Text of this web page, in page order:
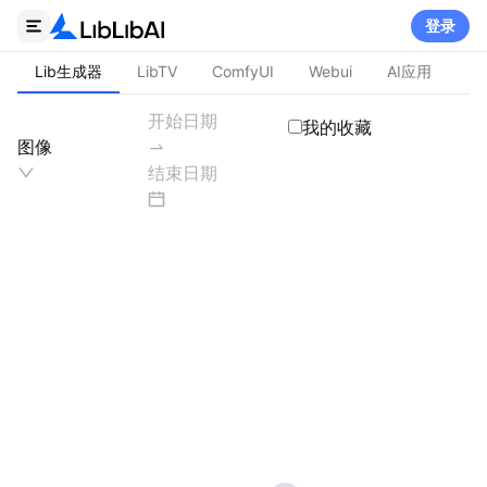
登录
Lib生成器 LibTV ComfyUI Webui AI应用
图像
我的收藏